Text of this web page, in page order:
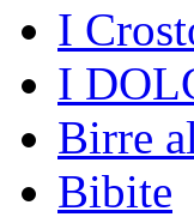
I
I
Birre
Bibite